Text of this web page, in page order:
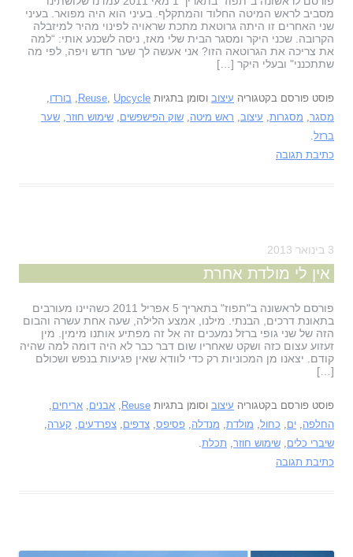
מסביב לראש המיטה החלוד והמתקלף. בעיני הוא היה מפואר. בעיני
שני האחרים זו היתה גרוטאת מתכת שראויה לפינוי מהיר למיזבלה
הקרובה. שכני היקר ומסגר הבית שלי מאז, ניסה לשכנע אותי: “למה
את צריכה את הגרוטאה הזו? אני אעשה לך שער חדש ויפה, לפי מה
שתתכנני" ובעלי היקר […]
פוסט פורסם בקטגוריה עיצוב וסומן בתגיות Reuse, Upcycle
, בורדו,
מסגר, מסגרות, עיצוב, ראש מיטה, שוק הפישפשים, שימוש חוזר, שער
ברזל.
כתיבת תגובה
3 בינואר 2013
אין לי מולדת אחרת
פורסם לראשונה ב"תפוז" בתאריך 5 אפריל 2011 כשהיינו מעורבים
בתאונת דרכים, הבנתי. מילנו, אמצע הלילה, שעה אחת עשרה והבום
הזה של שני גופי ברזל נמעכים זה אל זה מפתיע אותנו מימין. מין
זעזוע עצום כזה ושקט שאחריו שום דבר כבר לא היה דומה למה שהיה
קודם. יצאנו מן המכוניות רק כדי לוודא שאין פגיעות בנפש ושכולם
[…]
פוסט פורסם בקטגוריה עיצוב וסומן בתגיות Reuse
, אבנים, אריחים,
החלפה, ים, כחול, מולדת, מנדלה, פסיפס, צדפים, צפרדעים, קערה,
שיברי כלים, שימוש חוזר, תכלת.
כתיבת תגובה